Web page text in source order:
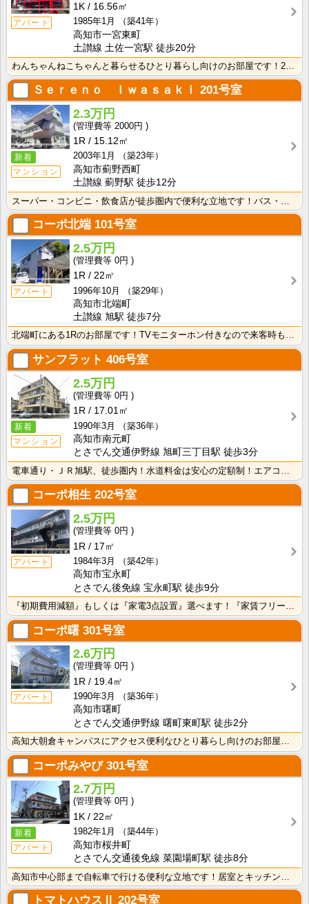
アパート
1K
16.56㎡
1985年1月
（築41年）
高知市一宮東町
土讃線 土佐一宮駅 徒歩20分
Ｓｅｒｅｎｏ Ｉｗａｓａｋｉ 201号室
新着
マンション
2.3万円
2000円
1R
15.12㎡
2003年1月
（築23年）
高知市薊野西町
土讃線 薊野駅 徒歩12分
コーポ北端 101号室
アパート
2.5万円
0円
1R
22㎡
1996年10月
（築29年）
高知市北端町
土讃線 旭駅 徒歩7分
北端町にある1Rのお部屋です！TVモニターホン付きなので来客時も安心！室内に洗濯機を置けるので家電を･･･
サンフラット 406号室
新着
マンション
2.5万円
0円
1R
17.01㎡
1990年3月
（築36年）
高知市南元町
とさでん交通伊野線 旭町三丁目駅 徒歩3分
コーポ相生 202号室
アパート
2.5万円
0円
1R
17㎡
1984年3月
（築42年）
高知市宝永町
とさでん後免線 宝永町駅 徒歩9分
コーポ曙 301号室
アパート
2.6万円
0円
1R
19.4㎡
1990年3月
（築36年）
高知市曙町
とさでん交通伊野線 曙町東町駅 徒歩2分
コーポみやび301号室
新着
アパート
2.7万円
0円
1K
22㎡
1982年1月
（築44年）
高知市桜井町
とさでん交通後免線 菜園場町駅 徒歩8分
トマトハウスⅡ 202号室